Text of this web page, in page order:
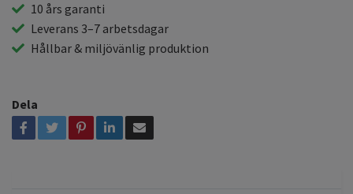
10 års garanti
Leverans 3–7 arbetsdagar
Hållbar & miljövänlig produktion
Dela